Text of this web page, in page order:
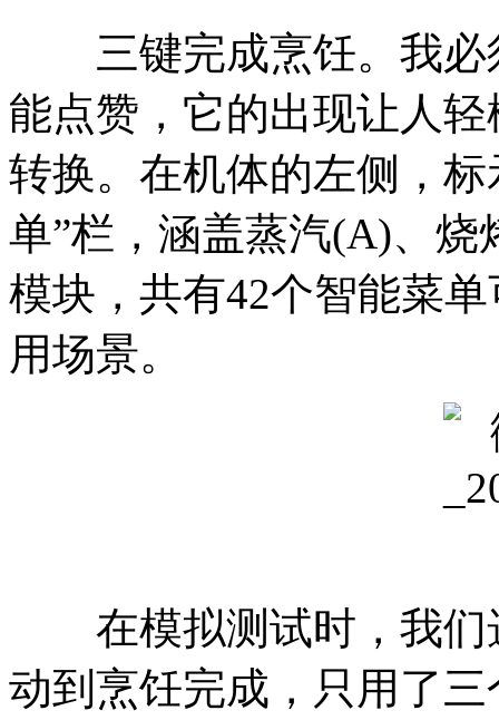
三键完成烹饪。我必
能点赞，它的出现让人
转换。在机体的左侧，
单”栏，涵盖蒸汽(A)、
模块，共有42个智能菜
用场景。
在模拟测试时，我们
动到烹饪完成，只用了